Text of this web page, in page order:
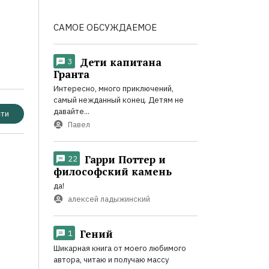
САМОЕ ОБСУЖДАЕМОЕ
3
Дети капитана
Гранта
Интересно, много приключений,
самый нежданный конец. Детям не
давайте...
Павел
22
Гарри Поттер и
философский камень
да!
алексей ладыжинский
1 Гений
Шикарная книга от моего любимого
автора, читаю и получаю массу